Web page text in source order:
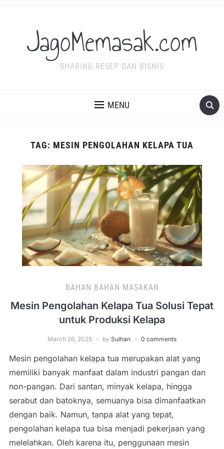
JagoMemasak.com
SHARING RESEP DAN BISNIS
MENU
TAG: MESIN PENGOLAHAN KELAPA TUA
BAHAN BAHAN MASAKAN
Mesin Pengolahan Kelapa Tua Solusi Tepat
untuk Produksi Kelapa
March 26, 2025 by Sulhan 0 comments
Mesin pengolahan kelapa tua merupakan alat yang
memiliki banyak manfaat dalam industri pangan dan
non-pangan. Dari santan, minyak kelapa, hingga
serabut dan batoknya, semuanya bisa dimanfaatkan
dengan baik. Namun, tanpa alat yang tepat,
pengolahan kelapa tua bisa menjadi pekerjaan yang
melelahkan. Oleh karena itu, penggunaan mesin